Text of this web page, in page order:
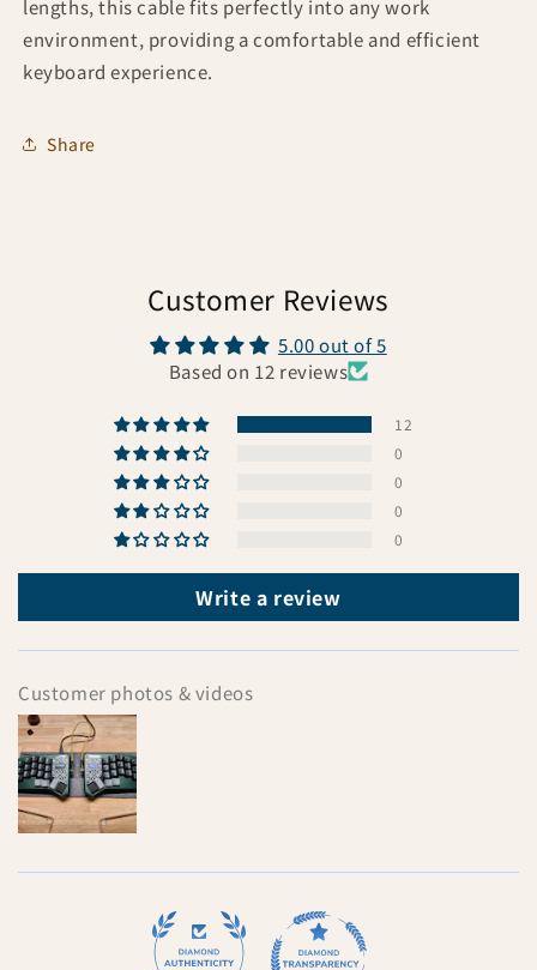
lengths, this cable fits perfectly into any work
environment, providing a comfortable and efficient
keyboard experience.
Share
Customer Reviews
5.00 out of 5
Based on 12 reviews
12
0
0
0
0
Write a review
Customer photos & videos